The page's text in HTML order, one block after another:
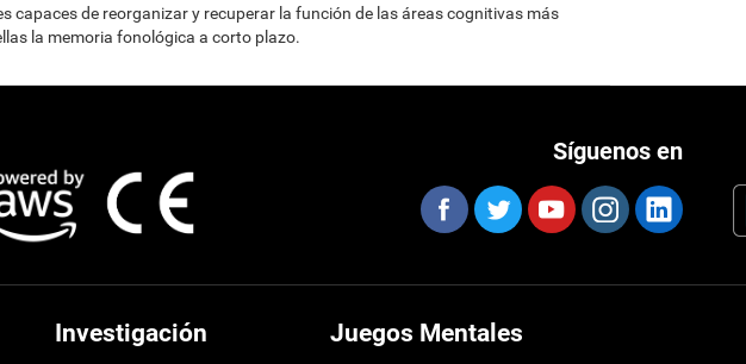
capaces de reorganizar y recuperar la función de las áreas cognitivas más
la memoria fonológica a corto plazo.
Síguenos en
Investigación Juegos Mentales